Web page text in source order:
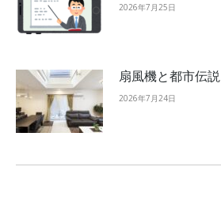
2026年7月25日
扇風機と都市伝説
2026年7月24日